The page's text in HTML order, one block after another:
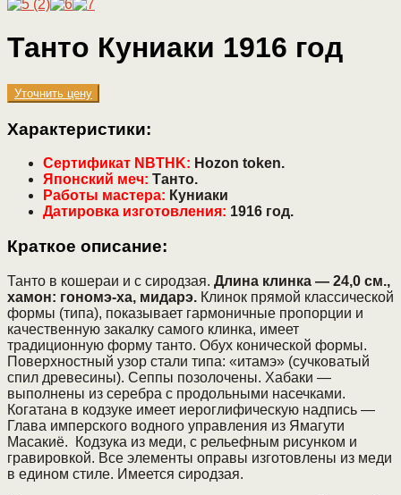
Танто Куниаки 1916 год
Уточнить цену
Характеристики:
Сертификат NBTHK: Hozon token.
Японский меч: Танто.
Работы мастера: Куниаки
Датировка изготовления: 1916 год.
Краткое описание:
Танто в кошераи и с сиродзая. Длина клинка — 24,0 см.,
хамон: гономэ-ха, мидарэ. Клинок прямой классической
формы (типа), показывает гармоничные пропорции и
качественную закалку самого клинка, имеет
традиционную форму танто. Обух конической формы.
Поверхностный узор стали типа: «итамэ» (сучковатый
спил древесины). Сеппы позолочены. Хабаки —
выполнены из серебра с продольными насечками.
Когатана в кодзуке имеет иероглифическую надпись —
Глава имперского водного управления из Ямагути
Масакиё. Кодзука из меди, с рельефным рисунком и
гравировкой. Все элементы оправы изготовлены из меди
в едином стиле. Имеется сиродзая.